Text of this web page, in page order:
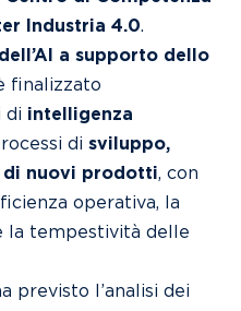
Industria 4.0.
a supporto dello
finalizzato
di intelligenza
di sviluppo,
di nuovi prodotti, con
operativa, la
la tempestività delle
previsto l’analisi dei